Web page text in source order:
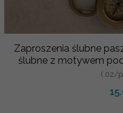
Zaproszenia ślubne
ślubne z motywem
( 02/